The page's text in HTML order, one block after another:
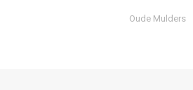
Oude Mulders